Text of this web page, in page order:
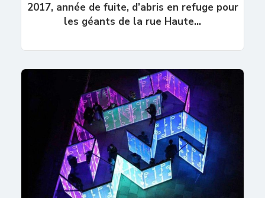
2017, année de fuite, d’abris en refuge pour
les géants de la rue Haute…